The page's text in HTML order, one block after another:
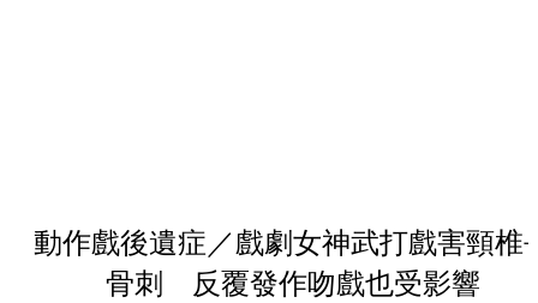
動作戲後遺症／戲劇女神武打戲害頸椎
骨刺 反覆發作吻戲也受影響